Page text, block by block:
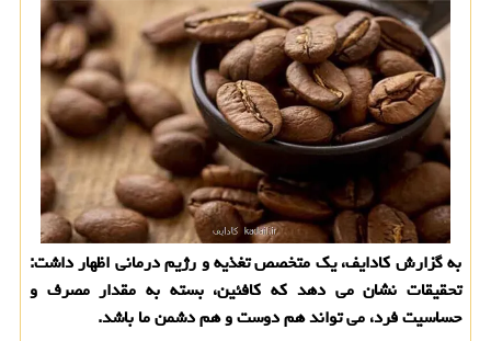
به گزارش کادایف، یک متخصص تغذیه و رژیم درمانی اظهار داشت:
تحقیقات نشان می دهد که کافئین، بسته به مقدار مصرف و
حساسیت فرد، می تواند هم دوست و هم دشمن ما باشد.